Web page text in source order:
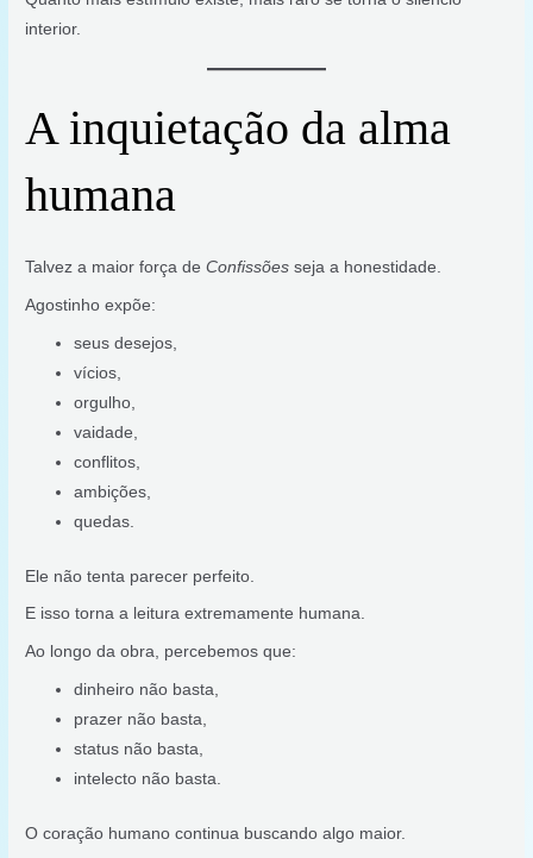
interior.
A inquietação da alma
humana
Talvez a maior força deConfissões seja a honestidade.
Agostinho expõe:
seus desejos,
vícios,
orgulho,
vaidade,
conflitos,
ambições,
quedas.
Ele não tenta parecer perfeito.
E isso torna a leitura extremamente humana.
Ao longo da obra, percebemos que:
dinheiro não basta,
prazer não basta,
status não basta,
intelecto não basta.
O coração humano continua buscando algo maior.